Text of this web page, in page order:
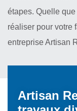
étapes. Quelle
réaliser pour votre
entreprise Artisan
Artisan